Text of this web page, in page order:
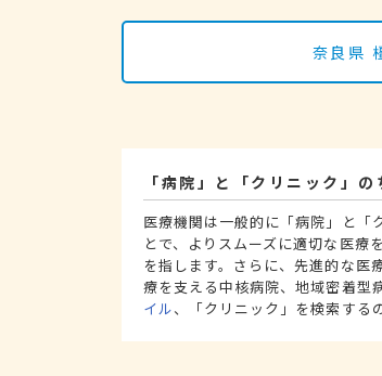
奈良県
「病院」と「クリニック」
医療機関は一般的に「病院」と「
とで、よりスムーズに適切な医療
を指します。さらに、先進的な医
療を支える中核病院、地域密着型
イル、「クリニック」を検索する